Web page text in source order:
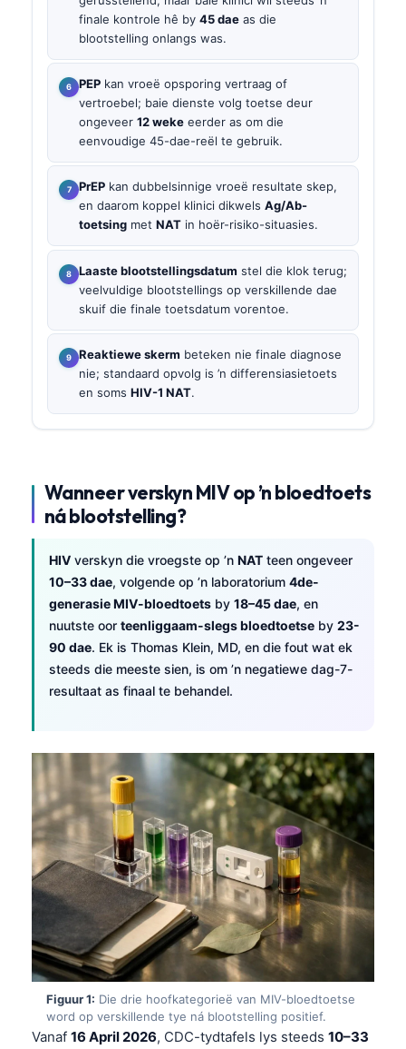
finale kontrole hê by 45 dae as die
blootstelling onlangs was.
PEP kan vroeë opsporing vertraag of
vertroebel; baie dienste volg toetse deur
ongeveer 12 weke eerder as om die
eenvoudige 45-dae-reël te gebruik.
PrEP kan dubbelsinnige vroeë resultate skep,
en daarom koppel klinici dikwels Ag/Ab-
toetsing met NAT in hoër-risiko-situasies.
Laaste blootstellingsdatum stel die klok terug;
veelvuldige blootstellings op verskillende dae
skuif die finale toetsdatum vorentoe.
Reaktiewe skerm beteken nie finale diagnose
nie; standaard opvolg is ’n differensiasietoets
en soms HIV-1 NAT.
Wanneer verskyn MIV op ’n bloedtoets
ná blootstelling?
HIV verskyn die vroegste op ’n NAT teen ongeveer
10–33 dae, volgende op ’n laboratorium 4de-
generasie MIV-bloedtoets by 18–45 dae, en
nuutste oor teenliggaam-slegs bloedtoetse by 23-
90 dae. Ek is Thomas Klein, MD, en die fout wat ek
steeds die meeste sien, is om ’n negatiewe dag-7-
resultaat as finaal te behandel.
Figuur 1: Die drie hoofkategorieë van MIV-bloedtoetse
word op verskillende tye ná blootstelling positief.
Vanaf 16 April 2026, CDC-tydtafels lys steeds 10–33